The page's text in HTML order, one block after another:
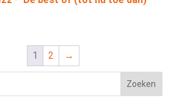
1 2 →